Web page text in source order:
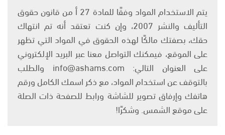
يتم الاستخدام المواد وفقًا للمادة 27 أ من قانون حقوق
التأليف والنشر 2007، وإن كنت تعتقد أنه تم انتهاك
حقك، بصفتك مالكًا لهذه الحقوق في المواد التي تظهر
على الموقع، فيمكنك التواصل معنا عبر البريد الإلكتروني
على العنوان التالي: info@ashams.com والطلب
بالتوقف عن استخدام المواد، مع ذكر اسمك الكامل ورقم
هاتفك وإرفاق تصوير للشاشة ورابط للصفحة ذات الصلة
على موقع الشمس. وشكرًا!